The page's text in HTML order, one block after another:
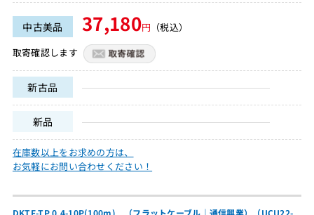
中古美品 37,180円 （税込）
取寄確認します
新古品
新品
在庫数以上をお求めの方は、
お気軽にお問い合わせください！